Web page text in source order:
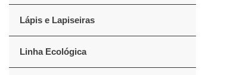
Lápis e Lapiseiras
Linha Ecológica